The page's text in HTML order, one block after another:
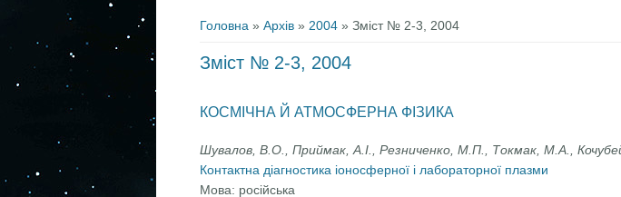
Головна» Архів» 2004» Зміст № 2-3, 2004
Зміст № 2-3, 2004
КОСМІЧНА Й АТМОСФЕРНА ФІЗИКА
Шувалов, В.О., Приймак, А.І., Резниченко, М.П., Токмак, М.А.,
Контактна діагностика іоносферної і лабораторної плазми
Мова: російська